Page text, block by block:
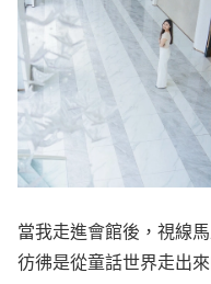
當我走進會館後，視線
彷彿是從童話世界走出